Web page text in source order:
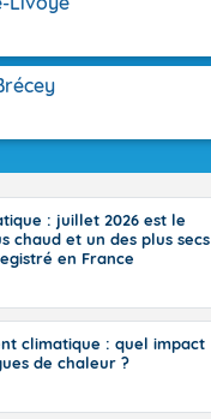
: juillet 2026 est le
chaud et un des plus secs
en France
climatique : quel impact
de chaleur ?